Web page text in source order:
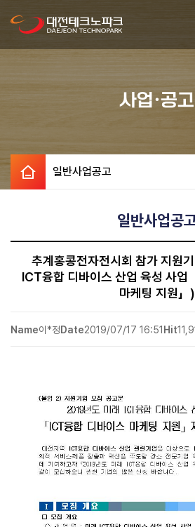
사업·공고
일반사업공고
일반사업공
추계홍콩전자전시회 참가 지원
ICT융합 디바이스 산업 육성 사업
마케팅 지원」)
Name이*정Date2019/07/17 16:51 Hit